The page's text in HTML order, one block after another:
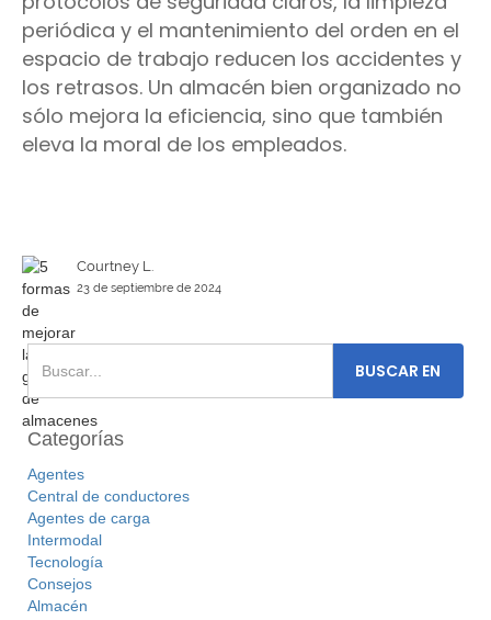
periódica y el mantenimiento del orden en el
espacio de trabajo reducen los accidentes y
los retrasos. Un almacén bien organizado no
sólo mejora la eficiencia, sino que también
eleva la moral de los empleados.
Courtney L.
23 de septiembre de 2024
Categorías
Agentes
Central de conductores
Agentes de carga
Intermodal
Tecnología
Consejos
Almacén